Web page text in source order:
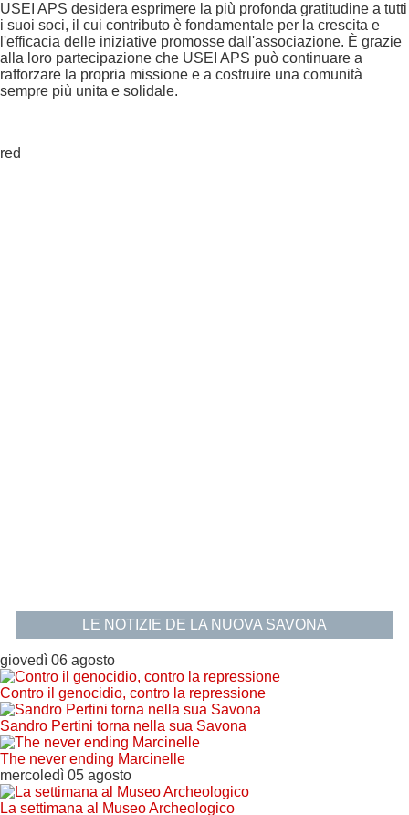
USEI APS desidera esprimere la più profonda gratitudine a tutti
i suoi soci, il cui contributo è fondamentale per la crescita e
l'efficacia delle iniziative promosse dall'associazione. È grazie
alla loro partecipazione che USEI APS può continuare a
rafforzare la propria missione e a costruire una comunità
sempre più unita e solidale.
red
LE NOTIZIE DE LA NUOVA SAVONA
giovedì 06 agosto
Contro il genocidio, contro la repressione
Sandro Pertini torna nella sua Savona
The never ending Marcinelle
mercoledì 05 agosto
La settimana al Museo Archeologico